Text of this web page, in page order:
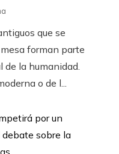
que se
forman parte
la humanidad.
o de l...